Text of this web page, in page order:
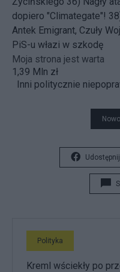
dopiero "Climategate"!
Antek Emigrant, Czuły
PiS-u włazi w szkodę
Moja strona jest warta
1,39 Mln zł
Inni politycznie
Udostępnij
Polityka
Kreml wściekły po